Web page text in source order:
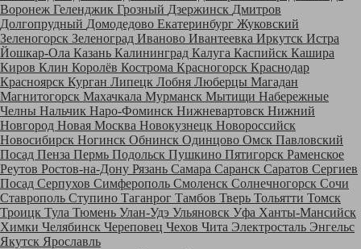
Воронеж Геленджик Грозный Дзержинск Дмитров
Долгопрудный Домодедово Екатеринбург Жуковский
Зеленогорск Зеленоград Иваново Ивантеевка Иркутск Истра
Йошкар-Ола Казань Калининград Калуга Каспийск Кашира
Киров Клин Королёв Кострома Красногорск Краснодар
Красноярск Курган Липецк Лобня Люберцы Магадан
Магнитогорск Махачкала Мурманск Мытищи Набережные
Челны Нальчик Наро-Фоминск Нижневартовск Нижний
Новгород Новая Москва Новокузнецк Новороссийск
Новосибирск Ногинск Обнинск Одинцово Омск Павловский
Посад Пенза Пермь Подольск Пушкино Пятигорск Раменское
Реутов Ростов-на-Дону Рязань Самара Саранск Саратов Сергиев
Посад Серпухов Симферополь Смоленск Солнечногорск Сочи
Ставрополь Ступино Таганрог Тамбов Тверь Тольятти Томск
Троицк Тула Тюмень Улан-Удэ Ульяновск Уфа Ханты-Мансийск
Химки Челябинск Череповец Чехов Чита Электросталь Энгельс
Якутск Ярославль